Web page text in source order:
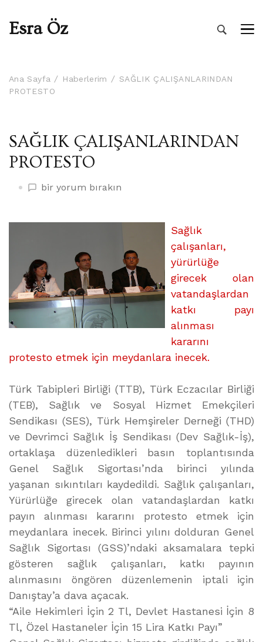
Esra Öz
Ana Sayfa Haberlerim
SAĞLIK ÇALIŞANLARINDAN
PROTESTO
SAĞLIK ÇALIŞANLARINDAN
PROTESTO
SAĞLIK
bir yorum bırakın
Sağlık
çalışanları,
yürürlüğe
girecek olan
vatandaşlardan
katkı payı
alınması
kararını
protesto etmek için meydanlara inecek.
Türk Tabipleri Birliği (TTB), Türk Eczacılar Birliği
(TEB), Sağlık ve Sosyal Hizmet Emekçileri
Sendikası (SES), Türk Hemşireler Derneği (THD)
ve Devrimci Sağlık İş Sendikası (Dev Sağlık-İş),
ortaklaşa düzenledikleri basın toplantısında
Genel Sağlık Sigortası’nda birinci yılında
yaşanan sıkıntıları kaydedildi. Sağlık çalışanları,
Yürürlüğe girecek olan vatandaşlardan katkı
payın alınması kararını protesto etmek için
meydanlara inecek. Birinci yılını dolduran Genel
Sağlık Sigortası (GSS)’ndaki aksamalara tepki
gösteren sağlık çalışanları, katkı payının
alınmasını öngören düzenlemenin iptali için
Danıştay’a dava açacak.
“Aile Hekimleri İçin 2 Tl, Devlet Hastanesi İçin 8
Tl, Özel Hastaneler İçin 15 Lira Katkı Payı”